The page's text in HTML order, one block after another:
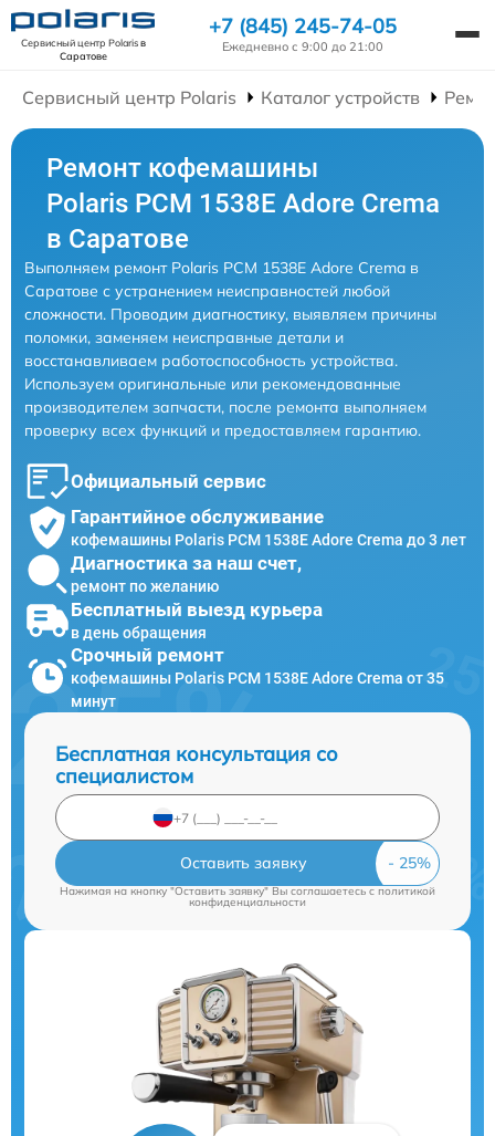
Сервисный центр Polarisв
Саратове
+7 (845) 245-74-05
Ежедневно с 9:00 до 21:00
Сервисный центр Polaris Каталог устройств
Ремонт кофемашины
Polaris PCM 1538E Adore Crema
в Саратове
Выполняем ремонт Polaris PCM 1538E Adore Crema в
Саратове с устранением неисправностей любой
сложности. Проводим диагностику, выявляем причины
поломки, заменяем неисправные детали и
восстанавливаем работоспособность устройства.
Используем оригинальные или рекомендованные
производителем запчасти, после ремонта выполняем
проверку всех функций и предоставляем гарантию.
Официальный сервис
Гарантийное обслуживание
кофемашины Polaris PCM 1538E Adore Crema до 3 лет
Диагностика за наш счет,
ремонт по желанию
Бесплатный выезд курьера
в день обращения
Срочный ремонт
кофемашины Polaris PCM 1538E Adore Crema от 35
минут
Бесплатная консультация со
специалистом
Оставить заявку
Нажимая на кнопку "Оставить заявку" Вы соглашаетесь cполитикой
конфиденциальности